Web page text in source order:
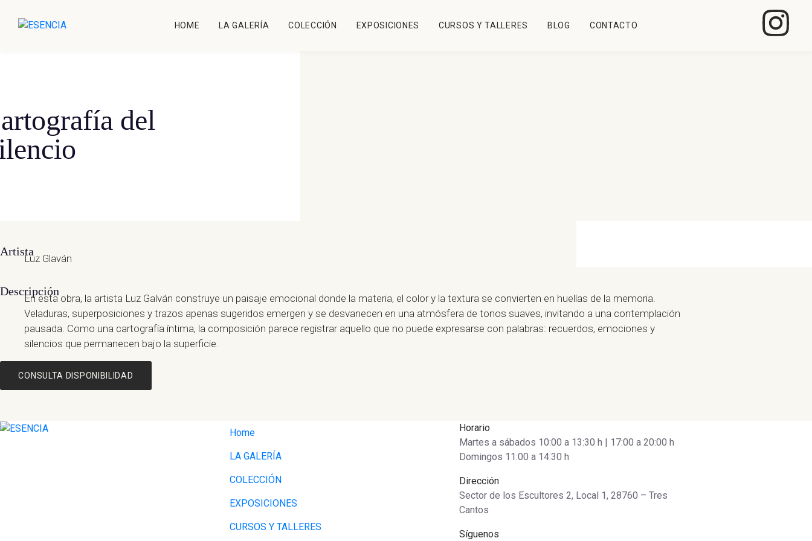
HOME LA GALERÍA COLECCIÓN EXPOSICIONES CURSOS Y TALLERES BLOG CONTACTO
del
Artista
Luz Glaván
80 x 100 cm
Técnica
Acrílicos y Materia y técnicas mixtas
Descripción
En esta obra, la artista Luz Galván construye un paisaje emocional donde la materia, el color y la textura se convierten en huellas de la memoria.
Veladuras, superposiciones y trazos apenas sugeridos emergen y se desvanecen en una atmósfera de tonos suaves, invitando a una contemplación
pausada. Como una cartografía íntima, la composición parece registrar aquello que no puede expresarse con palabras: recuerdos, emociones y
silencios que permanecen bajo la superficie.
CONSULTA DISPONIBILIDAD
Home
LA GALERÍA
COLECCIÓN
EXPOSICIONES
CURSOS Y TALLERES
Horario
Martes a sábados 10:00 a 13:30 h | 17:00 a 20:00 h
Domingos 11:00 a 14:30 h
Dirección
Sector de los Escultores 2, Local 1, 28760 – Tres
Cantos
Síguenos